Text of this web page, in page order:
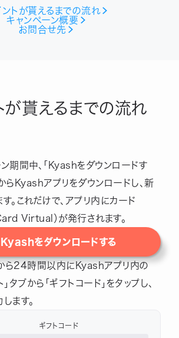
ントが貰えるまでの流れ
キャンペーン概要
お問合せ先
が貰えるまでの流れ
期間中、「Kyashをダウンロードす
らKyashアプリをダウンロードし、新
。これだけで、アプリ内にカード
Virtual）が発行されます。
Kyashをダウンロードする
ら24時間以内にKyashアプリ内の
」タブから「ギフトコード」をタップし、
ます。
ギフトコード